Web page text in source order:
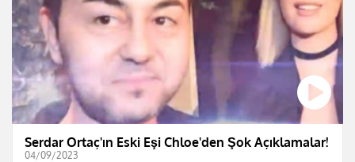
Serdar Ortaç'ın Eski Eşi Chloe'den Şok Açıklamalar!
04/09/2023